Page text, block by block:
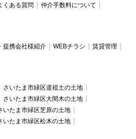
くある質問
仲介手数料について
提携会社様紹介 WEBチラシ
賃貸管理
さいたま市緑区道祖土の土地
さいたま市緑区大間木の土地
いたま市緑区芝原の土地
いたま市緑区松木の土地